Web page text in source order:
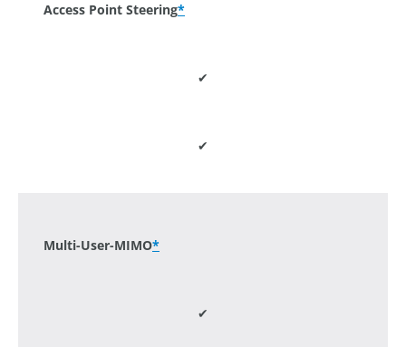
Access Point Steering*
✔
✔
Multi-User-MIMO*
✔